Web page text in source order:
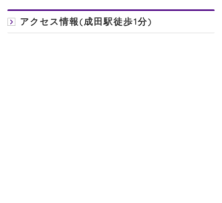
アクセス情報(成田駅徒歩1分)